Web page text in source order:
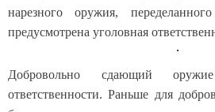
нарезного оружия,
предусмотрена уголовная
Добровольно сдающий
ответственности. Раньше для